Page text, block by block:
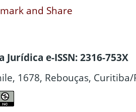
Jurídica e-ISSN: 2316-753X
1678, Rebouças, Curitiba/